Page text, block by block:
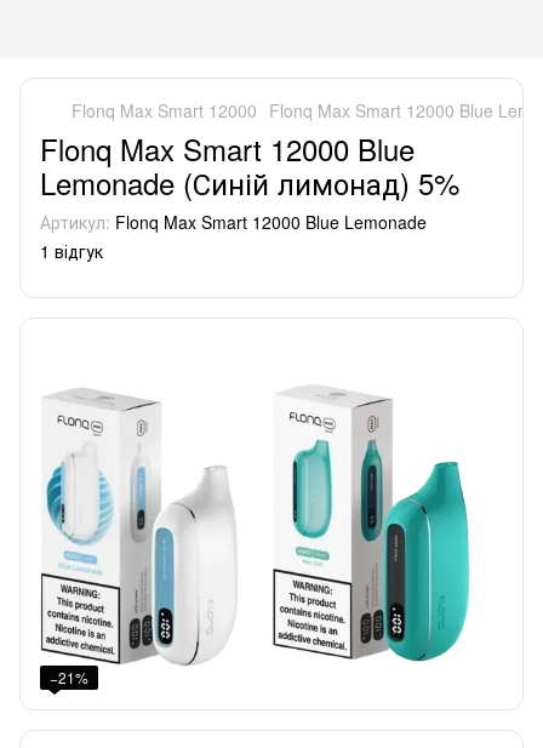
Flonq Max Smart 12000 Flonq Max Smart 12000 Blue
Flonq Max Smart 12000 Blue
Lemonade (Синій лимонад) 5%
Артикул: Flonq Max Smart 12000 Blue Lemonade
1 відгук
−21%